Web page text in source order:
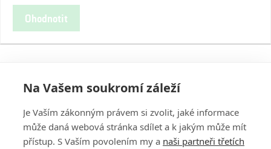
Ohodnotit
Na Vašem soukromí záleží
Je Vaším zákonným právem si zvolit, jaké informace
může daná webová stránka sdílet a k jakým může mít
přístup. S Vaším povolením my a naši partneři třetích